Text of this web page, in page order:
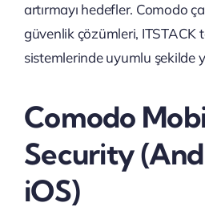
artırmayı hedefler. Comodo
güvenlik çözümleri, ITSTACK
sistemlerinde uyumlu şekilde
Comodo
Security
iOS)